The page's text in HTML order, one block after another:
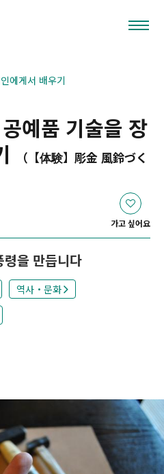
에게서 배우기
예품 기술을 장
（【体験】彫金 風鈴づく
가고 싶어요
을 만듭니다
역사・문화